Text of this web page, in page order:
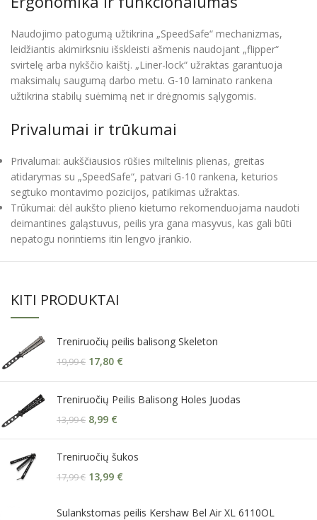
Naudojimo patogumą užtikrina „SpeedSafe“ mechanizmas,
leidžiantis akimirksniu išskleisti ašmenis naudojant „flipper“
svirtelę arba nykščio kaištį. „Liner-lock“ užraktas garantuoja
maksimalų saugumą darbo metu. G-10 laminato rankena
užtikrina stabilų suėmimą net ir drėgnomis sąlygomis.
Privalumai ir trūkumai
Privalumai: aukščiausios rūšies miltelinis plienas, greitas
atidarymas su „SpeedSafe“, patvari G-10 rankena, keturios
segtuko montavimo pozicijos, patikimas užraktas.
Trūkumai: dėl aukšto plieno kietumo rekomenduojama naudoti
deimantines galąstuvus, peilis yra gana masyvus, kas gali būti
nepatogu norintiems itin lengvo įrankio.
KITI PRODUKTAI
Treniruočių peilis balisong Skeleton
19,99€ 17,80 €
Treniruočių Peilis Balisong Holes Juodas
13,99€ 8,99 €
Treniruočių šukos
17,99€ 13,99 €
Sulankstomas peilis Kershaw Bel Air XL 6110OL